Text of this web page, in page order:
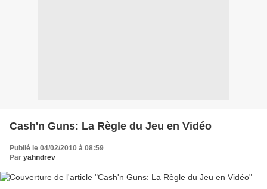
Cash'n Guns: La Règle du Jeu en Vidéo
Publié le 04/02/2010 à 08:59
Par yahndrev